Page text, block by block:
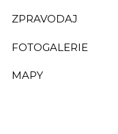
ZPRAVODAJ
FOTOGALERIE
MAPY